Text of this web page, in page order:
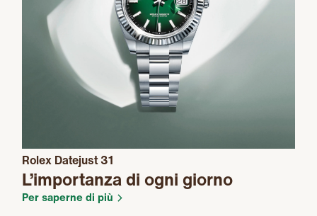
Rolex Datejust 31
L’importanza di ogni giorno
Per saperne di più